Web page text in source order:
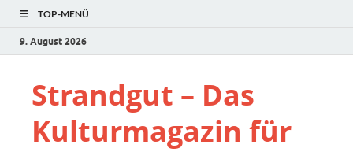
TOP-MENÜ
9. August 2026
Strandgut – Das
Kulturmagazin für